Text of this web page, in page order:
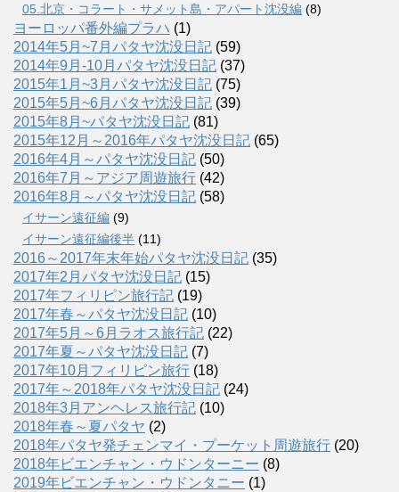
05.北京・コラート・サメット島・アパート沈没編 (8)
ヨーロッパ番外編プラハ (1)
2014年5月~7月パタヤ沈没日記 (59)
2014年9月-10月パタヤ沈没日記 (37)
2015年1月~3月パタヤ沈没日記 (75)
2015年5月~6月パタヤ沈没日記 (39)
2015年8月~パタヤ沈没日記 (81)
2015年12月～2016年パタヤ沈没日記 (65)
2016年4月～パタヤ沈没日記 (50)
2016年7月～アジア周遊旅行 (42)
2016年8月～パタヤ沈没日記 (58)
イサーン遠征編 (9)
イサーン遠征編後半 (11)
2016～2017年末年始パタヤ沈没日記 (35)
2017年2月パタヤ沈没日記 (15)
2017年フィリピン旅行記 (19)
2017年春～パタヤ沈没日記 (10)
2017年5月～6月ラオス旅行記 (22)
2017年夏～パタヤ沈没日記 (7)
2017年10月フィリピン旅行 (18)
2017年～2018年パタヤ沈没日記 (24)
2018年3月アンヘレス旅行記 (10)
2018年春～夏パタヤ (2)
2018年パタヤ発チェンマイ・プーケット周遊旅行 (20)
2018年ビエンチャン・ウドンターニー (8)
2019年ビエンチャン・ウドンタニー (1)